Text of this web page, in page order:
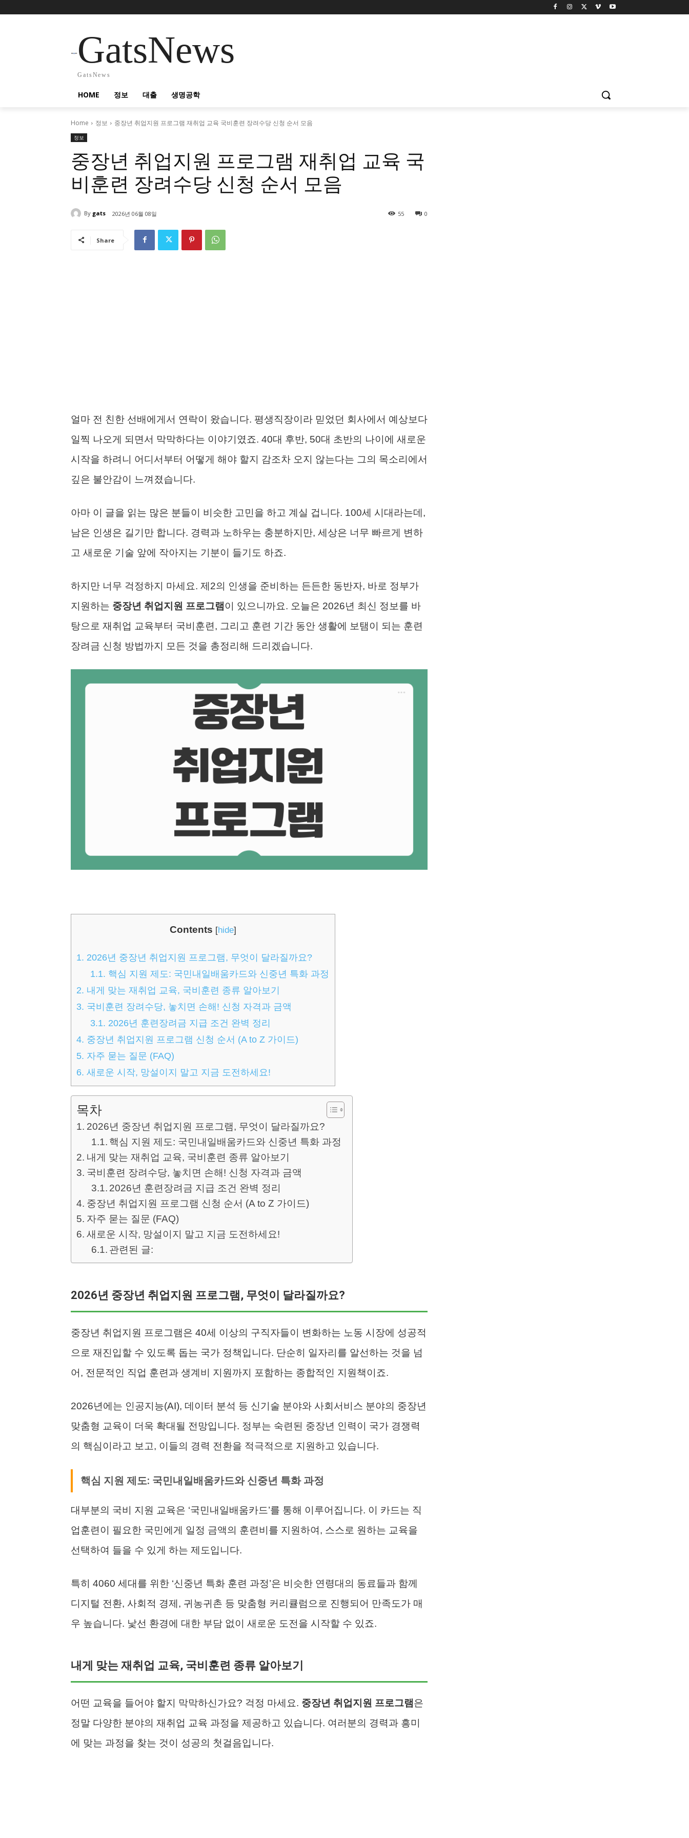
GatsNews
GatsNews
HOME 정보 대출 생명공학
Home 정보 중장년 취업지원 프로그램 재취업 교육 국비훈련 장려수당 신청 순서 모음
정보
중장년 취업지원 프로그램 재취업 교육 국
비훈련 장려수당 신청 순서 모음
By gats 2026년 06월 08일 0
55
Share
얼마 전 친한 선배에게서 연락이 왔습니다. 평생직장이라 믿었던 회사에서 예상보다
일찍 나오게 되면서 막막하다는 이야기였죠. 40대 후반, 50대 초반의 나이에 새로운
시작을 하려니 어디서부터 어떻게 해야 할지 감조차 오지 않는다는 그의 목소리에서
깊은 불안감이 느껴졌습니다.
아마 이 글을 읽는 많은 분들이 비슷한 고민을 하고 계실 겁니다. 100세 시대라는데,
남은 인생은 길기만 합니다. 경력과 노하우는 충분하지만, 세상은 너무 빠르게 변하
고 새로운 기술 앞에 작아지는 기분이 들기도 하죠.
하지만 너무 걱정하지 마세요. 제2의 인생을 준비하는 든든한 동반자, 바로 정부가
지원하는 중장년 취업지원 프로그램 이 있으니까요. 오늘은 2026년 최신 정보를 바
탕으로 재취업 교육부터 국비훈련, 그리고 훈련 기간 동안 생활에 보탬이 되는 훈련
장려금 신청 방법까지 모든 것을 총정리해 드리겠습니다.
Contents [hide]
1. 2026년 중장년 취업지원 프로그램, 무엇이 달라질까요?
1.1. 핵심 지원 제도: 국민내일배움카드와 신중년 특화 과정
2. 내게 맞는 재취업 교육, 국비훈련 종류 알아보기
3. 국비훈련 장려수당, 놓치면 손해! 신청 자격과 금액
3.1. 2026년 훈련장려금 지급 조건 완벽 정리
4. 중장년 취업지원 프로그램 신청 순서 (A to Z 가이드)
5. 자주 묻는 질문 (FAQ)
6. 새로운 시작, 망설이지 말고 지금 도전하세요!
목차
2026년 중장년 취업지원 프로그램, 무엇이 달라질까요?
핵심 지원 제도: 국민내일배움카드와 신중년 특화 과정
내게 맞는 재취업 교육, 국비훈련 종류 알아보기
국비훈련 장려수당, 놓치면 손해! 신청 자격과 금액
2026년 훈련장려금 지급 조건 완벽 정리
중장년 취업지원 프로그램 신청 순서 (A to Z 가이드)
자주 묻는 질문 (FAQ)
새로운 시작, 망설이지 말고 지금 도전하세요!
관련된 글:
2026년 중장년 취업지원 프로그램, 무엇이 달라질까요?
중장년 취업지원 프로그램은 40세 이상의 구직자들이 변화하는 노동 시장에 성공적
으로 재진입할 수 있도록 돕는 국가 정책입니다. 단순히 일자리를 알선하는 것을 넘
어, 전문적인 직업 훈련과 생계비 지원까지 포함하는 종합적인 지원책이죠.
2026년에는 인공지능(AI), 데이터 분석 등 신기술 분야와 사회서비스 분야의 중장년
맞춤형 교육이 더욱 확대될 전망입니다. 정부는 숙련된 중장년 인력이 국가 경쟁력
의 핵심이라고 보고, 이들의 경력 전환을 적극적으로 지원하고 있습니다.
핵심 지원 제도: 국민내일배움카드와 신중년 특화 과정
대부분의 국비 지원 교육은 ‘국민내일배움카드’를 통해 이루어집니다. 이 카드는 직
업훈련이 필요한 국민에게 일정 금액의 훈련비를 지원하여, 스스로 원하는 교육을
선택하여 들을 수 있게 하는 제도입니다.
특히 4060 세대를 위한 ‘신중년 특화 훈련 과정’은 비슷한 연령대의 동료들과 함께
디지털 전환, 사회적 경제, 귀농귀촌 등 맞춤형 커리큘럼으로 진행되어 만족도가 매
우 높습니다. 낯선 환경에 대한 부담 없이 새로운 도전을 시작할 수 있죠.
내게 맞는 재취업 교육, 국비훈련 종류 알아보기
어떤 교육을 들어야 할지 막막하신가요? 걱정 마세요. 중장년 취업지원 프로그램 은
정말 다양한 분야의 재취업 교육 과정을 제공하고 있습니다. 여러분의 경력과 흥미
에 맞는 과정을 찾는 것이 성공의 첫걸음입니다.